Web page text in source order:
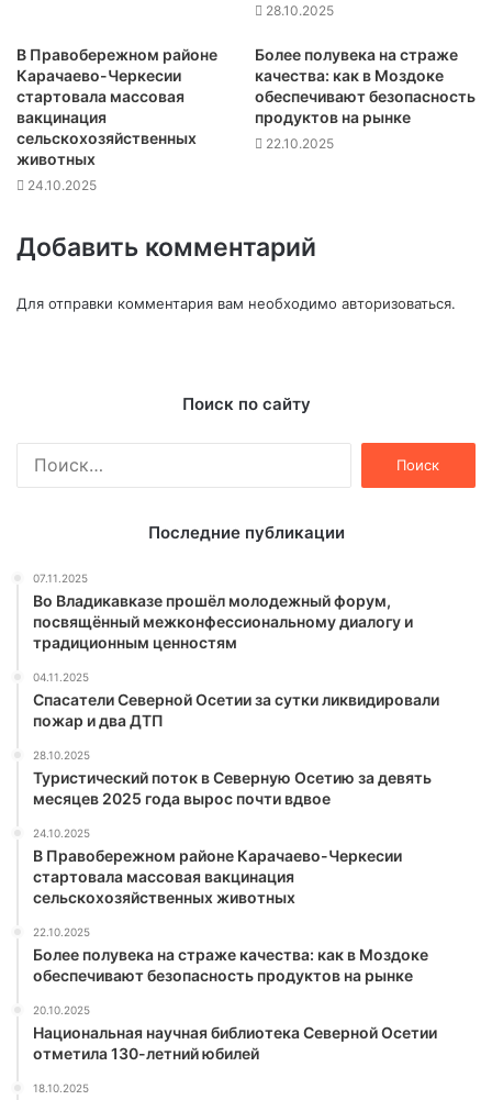
28.10.2025
В Правобережном районе
Карачаево-Черкесии
стартовала массовая
вакцинация
сельскохозяйственных
животных
24.10.2025
Более полувека на страже
качества: как в Моздоке
обеспечивают безопасность
продуктов на рынке
22.10.2025
Добавить комментарий
Для отправки комментария вам необходимо авторизоваться.
Поиск по сайту
Последние публикации
07.11.2025
Во Владикавказе прошёл молодежный форум,
посвящённый межконфессиональному диалогу и
традиционным ценностям
04.11.2025
Спасатели Северной Осетии за сутки ликвидировали
пожар и два ДТП
28.10.2025
Туристический поток в Северную Осетию за девять
месяцев 2025 года вырос почти вдвое
24.10.2025
В Правобережном районе Карачаево-Черкесии
стартовала массовая вакцинация
сельскохозяйственных животных
22.10.2025
Более полувека на страже качества: как в Моздоке
обеспечивают безопасность продуктов на рынке
20.10.2025
Национальная научная библиотека Северной Осетии
отметила 130-летний юбилей
18.10.2025